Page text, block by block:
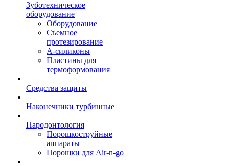
Зуботехническое
оборудование
Оборудование
Съемное
протезирование
А-силиконы
Пластины для
термоформования
Средства защиты
Наконечники турбинные
Пародонтология
Порошкоструйные
аппараты
Порошки для Air-n-go